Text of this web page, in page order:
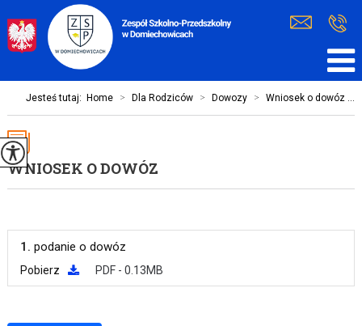
Jesteś tutaj: Home > Dla Rodziców > Dowozy > Wniosek o dowóz ...
WNIOSEK O DOWÓZ
1. podanie o dowóz
Pobierz PDF - 0.13MB